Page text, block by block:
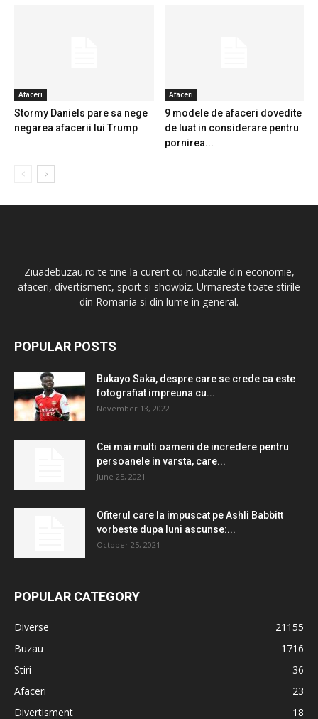
Afaceri
Stormy Daniels pare sa nege
negarea afacerii lui Trump
Afaceri
9 modele de afaceri dovedite
de luat in considerare pentru
pornirea...
Ziuadebuzau.ro te tine la curent cu noutatile din economie,
afaceri, divertisment, sport si showbiz. Urmareste toate stirile
din Romania si din lume in general.
POPULAR POSTS
Bukayo Saka, despre care se crede ca este
fotografiat impreuna cu...
November 13, 2022
Cei mai multi oameni de incredere pentru
persoanele in varsta, care...
June 25, 2021
Ofiterul care la impuscat pe Ashli ​​Babbitt
vorbeste dupa luni ascunse:...
October 25, 2021
POPULAR CATEGORY
Diverse
21155
Buzau
1716
Stiri
36
Afaceri
23
Divertisment
18